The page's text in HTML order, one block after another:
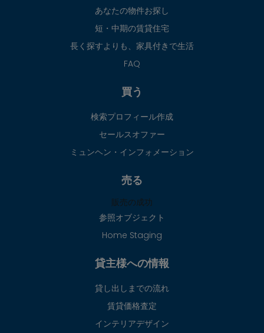
あなたの物件お探し
短・中期の賃貸住宅
長く探すよりも、家具付きで生活
FAQ
買う
検索プロフィール作成
セールスオファー
ミュンヘン・インフォメーション
売る
販売の成功
参照オブジェクト
Home Staging
貸主様への情報
貸し出しまでの流れ
賃貸価格査定
インテリアデザイン